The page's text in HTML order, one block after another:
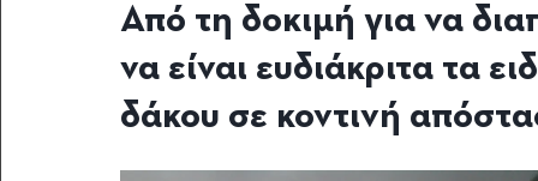
Από τη δοκιμή για να
να είναι ευδιάκριτα τα
δάκου σε κοντινή